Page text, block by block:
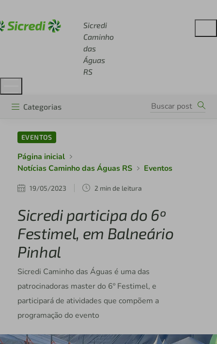
Sicredi
Caminho
das
Águas
RS
Categorias
EVENTOS
Página inicial
Notícias Caminho das Águas RS
Eventos
19/05/2023 2 min de leitura
Sicredi participa do 6º
Festimel, em Balneário
Pinhal
Sicredi Caminho das Águas é uma das
patrocinadoras master do 6º Festimel, e
participará de atividades que compõem a
programação do evento